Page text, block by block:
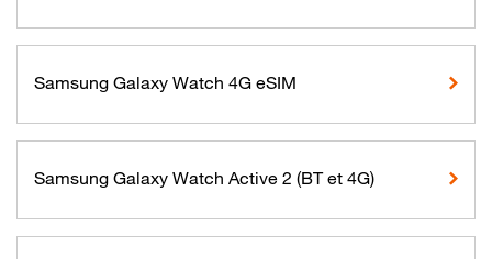
Samsung Galaxy Watch 4G eSIM
Samsung Galaxy Watch Active 2 (BT et 4G)